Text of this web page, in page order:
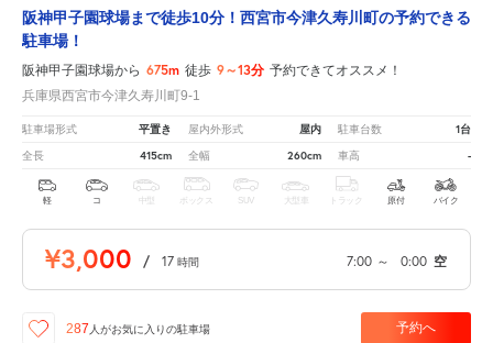
阪神甲子園球場まで徒歩10分！西宮市今津久寿川町の予約できる
駐車場！
阪神甲子園球場から 675m 徒歩 9～13分 予約できてオススメ！
兵庫県西宮市今津久寿川町9-1
駐車場形式 平置き 屋内外形式 屋内 駐車台数 1台
全長 415cm 全幅 260cm 車高 -
軽 コ 中型 ボックス SUV 大型車 トラック 原付 バイク
¥3,000 / 17 時間 7:00 ～ 0:00 空
287 人がお気に入りの駐車場 予約へ